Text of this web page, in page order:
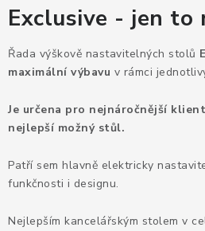
STOLY A ŽIDLE
VÝŠKOVĚ NASTAVITELNÉ STOLY
NOHY KE STOLU A PODNOŽE
PŘÍSLUŠENSTVÍ KE STOLŮM
KANCELÁŘSKÉ KONTEJNERY
Exclusive - jen to
Řada výškově nastavitelných stolů
maximální výbavu v rámci
Je určena pro nejnáročnější
nejlepší možný stůl.
Patří sem hlavně elektricky
funkčnosti i designu.
Nejlepším kancelářským stolem v